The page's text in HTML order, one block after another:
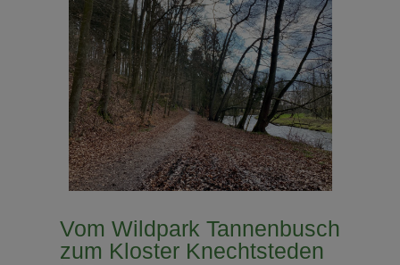
Vom Wildpark Tannenbusch
zum Kloster Knechtsteden